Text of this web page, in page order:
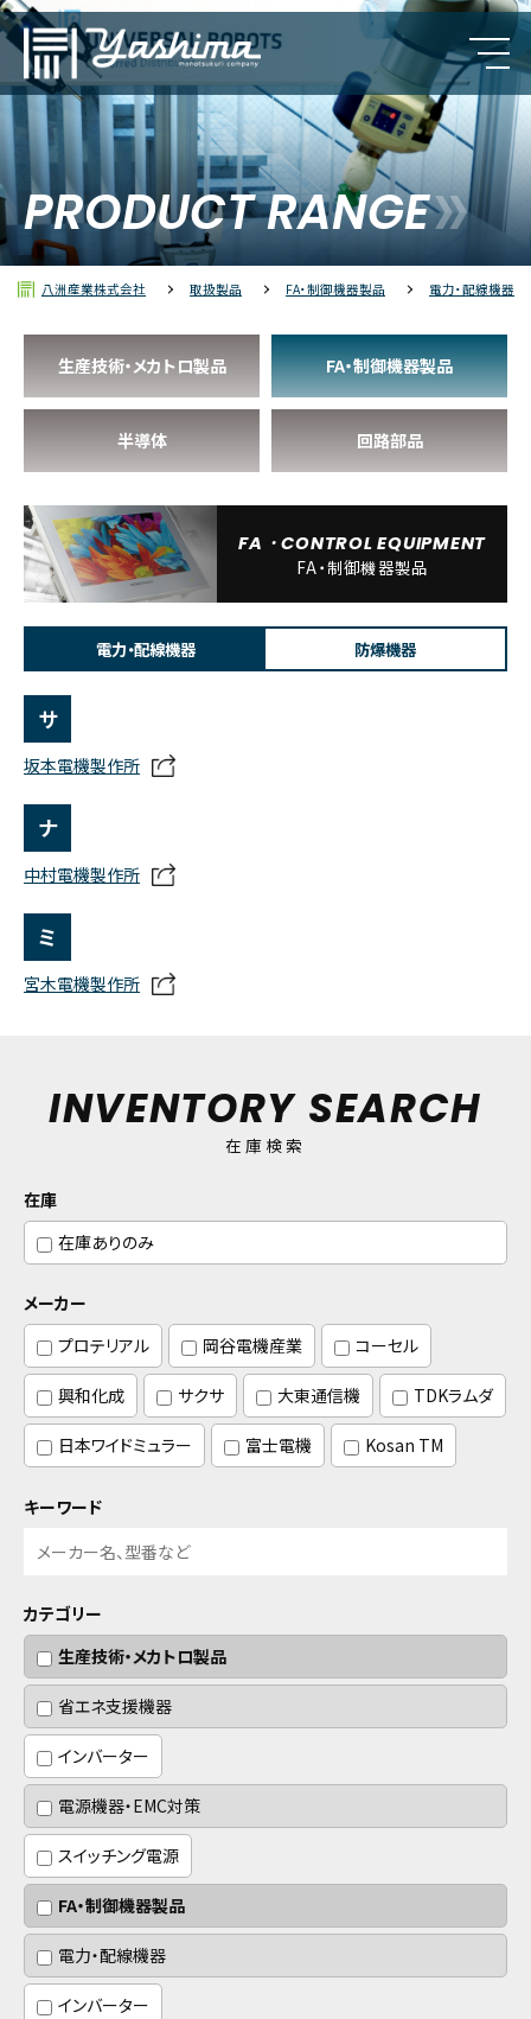
カルロ・ガヴァッツィ
クンブス（レブパイ）
ポリラック
PRODUCT RANGE
八洲産業株式会社 取扱製品 FA・制御機器製品 電力・配線機器
生産技術・メカトロ製品 FA・制御機器製品
半導体 回路部品
FA・CONTROL EQUIPMENT
FA・制御機器製品
電力・配線機器 防爆機器
サ
坂本電機製作所
ナ
中村電機製作所
ミ
宮木電機製作所
INVENTORY SEARCH
在庫検索
在庫
在庫ありのみ
メーカー
プロテリアル
岡谷電機産業 コーセル
興和化成 サクサ 大東通信機 TDKラムダ
日本ワイドミュラー 富士電機 Kosan TM
キーワード
カテゴリー
生産技術・メカトロ製品
省エネ支援機器
インバーター
電源機器・EMC対策
スイッチング電源
FA・制御機器製品
電力・配線機器
インバーター